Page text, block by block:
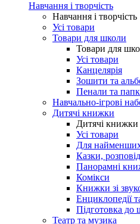
Навчання і творчість
Навчання і творчість
Усі товари
Товари для школи
Товари для
Усі товари
Канцелярія
Зошити та
Пенали та
Навчально-ігрові
Дитячі книжки
Дитячі книжки
Усі товари
Для
Казки,
Панорамні
Комікси
Книжки зі
Енциклопедії
Підготовка до
Театр та музика